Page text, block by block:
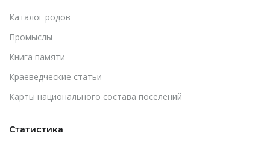
Каталог родов
Промыслы
Книга памяти
Краеведческие статьи
Карты национального состава поселений
Статистика